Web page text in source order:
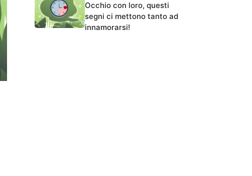
Occhio con loro, questi
segni ci mettono tanto ad
innamorarsi!